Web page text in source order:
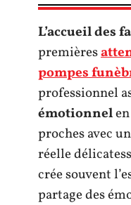
L’accueil des
premières
pompes
professionnel
émotionnel
proches avec
réelle
crée souvent
partage des